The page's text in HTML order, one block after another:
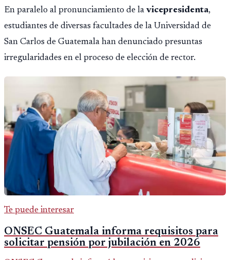
En paralelo al pronunciamiento de la vicepresidenta,
estudiantes de diversas facultades de la Universidad de
San Carlos de Guatemala han denunciado presuntas
irregularidades en el proceso de elección de rector.
Te puede interesar
ONSEC Guatemala informa requisitos para
solicitar pensión por jubilación en 2026